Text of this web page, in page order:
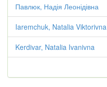
Павлюк, Надія Леонідівна
Iaremchuk, Natalia Viktorivna
Kerdivar, Natalia Ivanivna